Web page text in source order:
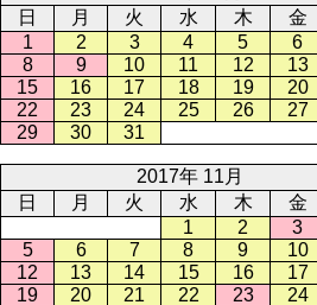
日
月 火 水 木 金
1
2 3 4 5 6
8
9 10 11 12 13
15
16 17 18 19 20
22
23 24 25 26 27
29
30 31
2017年 11月
日
月 火 水 木 金
1
2 3
5
6 7 8 9 10
12
13 14 15 16 17
19
20 21 22 23 24